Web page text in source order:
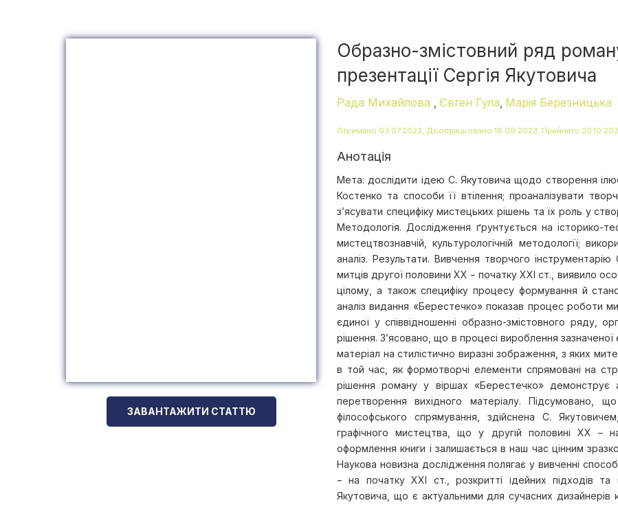
ЗАВАНТАЖИТИ СТАТТЮ
Образно-змістовний ряд
презентації Сергія Якутовича
Рада Михайлова Євген Гула Марія Березницька
Отримано 03.07.2023, Доопрацьовано 18.09.2023, Прийнято
Анотація
Мета: дослідити ідею С. Якутовича щодо створення
Костенко та способи її втілення; проаналізувати
з’ясувати специфіку мистецьких рішень та їх роль у
Методологія. Дослідження ґрунтується на історико-
мистецтвознавчій, культурологічній методології;
аналіз. Результати. Вивчення творчого
митців другої половини ХХ − початку ХХІ ст., виявило
цілому, а також специфіку процесу формування й
аналіз видання «Берестечко» показав процес роботи
єдиної у співвідношенні образно-змістовного ряду,
рішення. З’ясовано, що в процесі вироблення
матеріал на стилістично виразні зображення, з яких
в той час, як формотворчі елементи спрямовані на
рішення роману у віршах «Берестечко» демонструє
перетворення вихідного матеріалу. Підсумовано, що
філософського спрямування, здійснена С.
графічного мистецтва, що у другій половині ХХ –
оформлення книги і залишається в наш час цінним
Наукова новизна дослідження полягає у вивченні
− на початку ХХІ ст., розкритті ідейних підходів та
Якутовича, що є актуальними для сучасних дизайнерів